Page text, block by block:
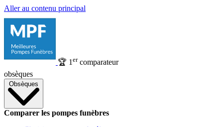
Aller au contenu principal
🏆 1 ercomparateur
obsèques
Obsèques
Comparer les pompes funèbres